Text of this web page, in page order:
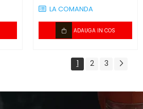
LA COMANDA
ADAUGA IN COS
1 2 3